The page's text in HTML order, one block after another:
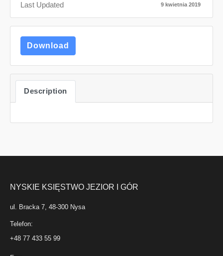
Last Updated 9 kwietnia 2019
Download
Description
NYSKIE KSIĘSTWO JEZIOR I GÓR
ul. Bracka 7, 48-300 Nysa
Telefon:
+48 77 433 55 99